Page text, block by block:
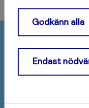
Afa Fastigheter
106 27
Godkänn alla
Endast